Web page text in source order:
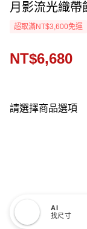
月影流光織帶
超取滿NT$3,600免運
NT$6,680
請選擇商品選項
AI
找尺寸